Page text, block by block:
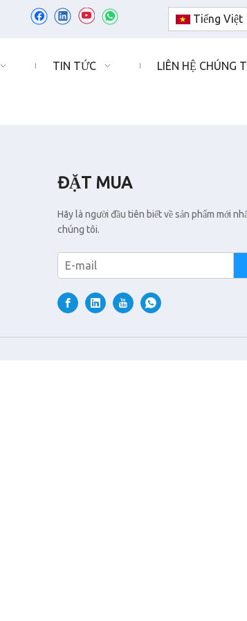
Tiếng Việt
TIN TỨC LIÊN HỆ CHÚNG
ĐẶT MUA
Hãy là người đầu tiên biết về sản phẩm mới
chúng tôi.